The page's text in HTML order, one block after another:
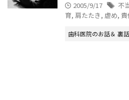
2005/9/17 不
育, 肩たたき, 虐め,
歯科医院のお話＆ 裏話